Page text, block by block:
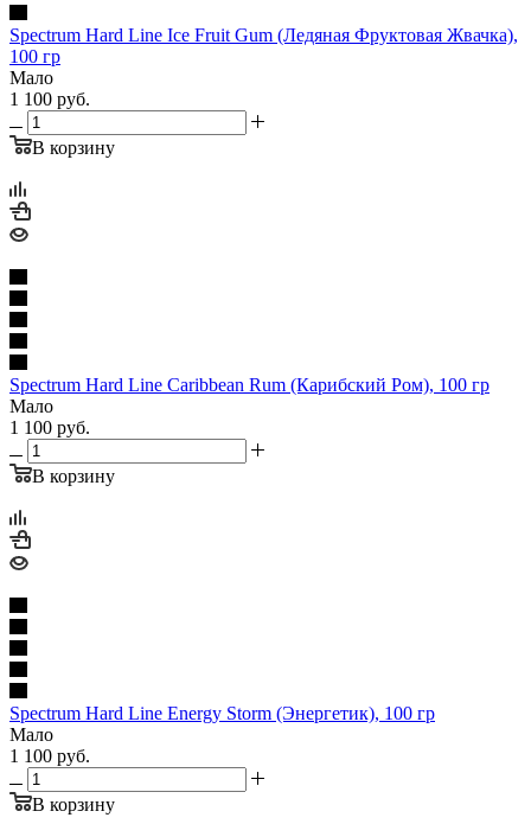
Spectrum Hard Line Ice Fruit Gum (Ледяная Фруктовая Жвачка),
100 гр
Мало
1 100 руб.
В корзину
Spectrum Hard Line Caribbean Rum (Карибский Ром), 100 гр
Мало
1 100 руб.
В корзину
Spectrum Hard Line Energy Storm (Энергетик), 100 гр
Мало
1 100 руб.
В корзину